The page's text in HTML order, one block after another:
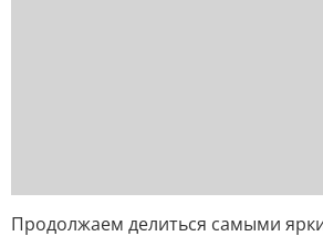
Продолжаем делиться самыми